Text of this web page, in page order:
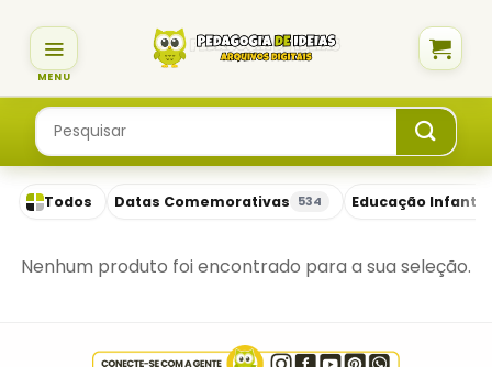
content
Pesquisar
por:
Todos Datas Comemorativas 534 Educação Infantil
Nenhum produto foi encontrado para a sua seleção.